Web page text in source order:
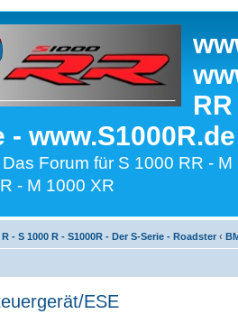
-
Forum für S 1000 RR -
- M 1000 XR
R - S 1000 R - S1000R - Der S-Serie - Roadster ‹
ESE